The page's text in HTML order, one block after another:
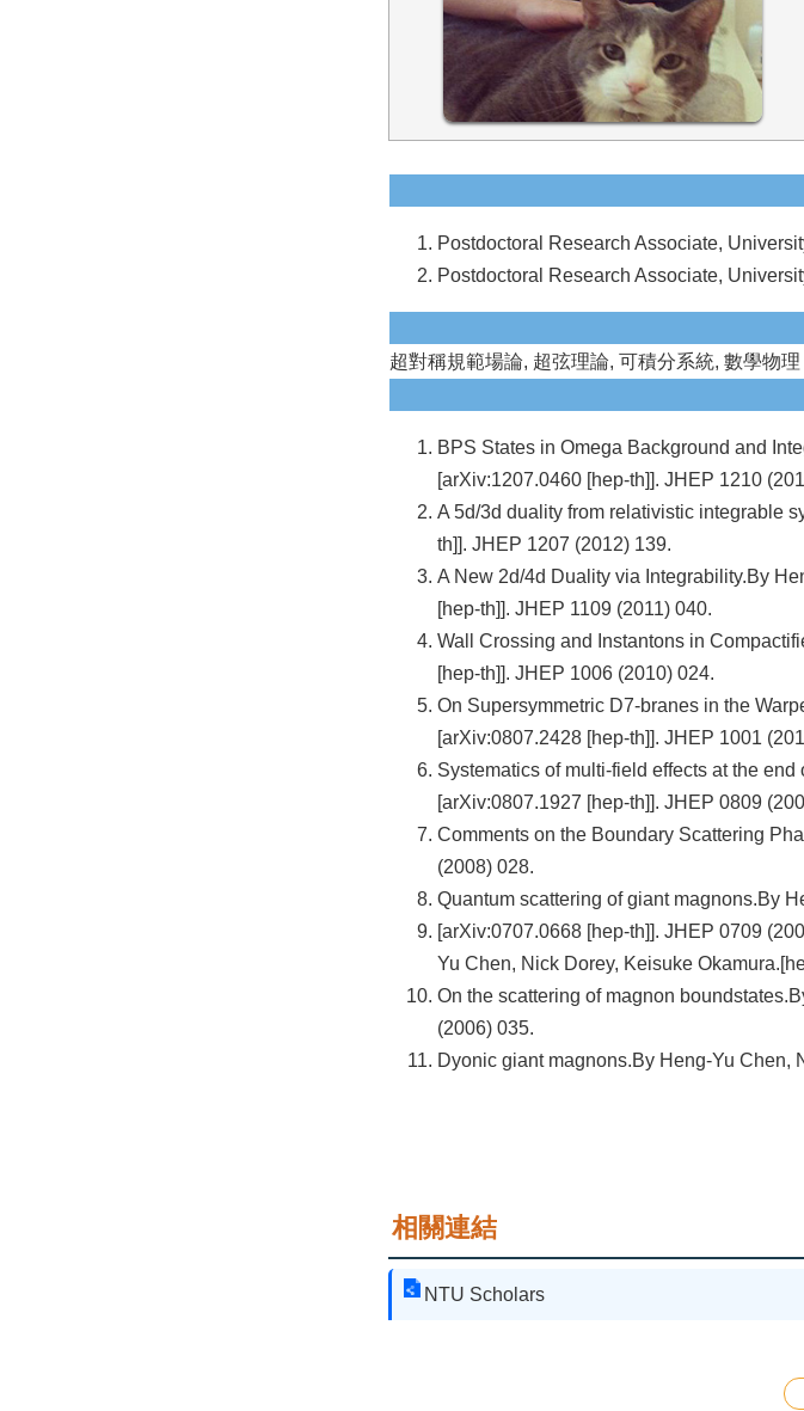
Postdoctoral Research Associate,
Postdoctoral Research Associate,
超對稱規範場論, 超弦理論, 可積分系統, 數學物理
BPS States in Omega Background and
[arXiv:1207.0460 [hep-th]]. JHEP 1210
A 5d/3d duality from relativistic integrable
th]]. JHEP 1207 (2012) 139.
A New 2d/4d Duality via Integrability.By
[hep-th]]. JHEP 1109 (2011) 040.
Wall Crossing and Instantons in
[hep-th]]. JHEP 1006 (2010) 024.
On Supersymmetric D7-branes in the
[arXiv:0807.2428 [hep-th]]. JHEP 1001
Systematics of multi-field effects at the
[arXiv:0807.1927 [hep-th]]. JHEP 0809
Comments on the Boundary Scattering
(2008) 028.
Quantum scattering of giant magnons.By
[arXiv:0707.0668 [hep-th]]. JHEP 0709
Yu Chen, Nick Dorey, Keisuke
On the scattering of magnon
(2006) 035.
Dyonic giant magnons.By Heng-Yu Chen,
相關連結
NTU Scholars